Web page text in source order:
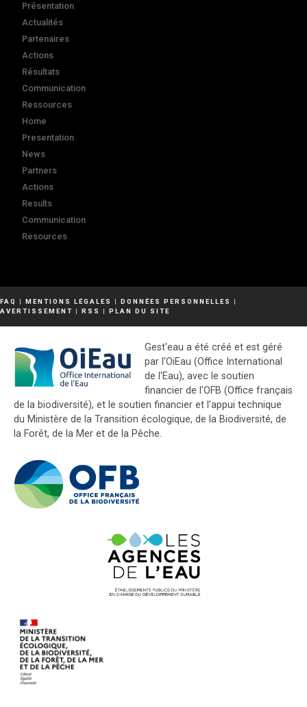
Présentation
Actualités
Partenaires
Actions
Résultats
Communication
Ressources
Home
Presentation
News
Partners
Actions
Results
Communication
Resources
FAQ | MENTIONS LÉGALES | DONNÉES PERSONNELLES
|
AVERTISSEMENT | RSS | PLAN DU SITE
Gest'eau a été créé et est géré
par l'OiEau (Office International
de l'Eau), avec le soutien
financier de l'OFB (Office français
de la biodiversité), et le soutien financier et l'appui technique
du Ministère de la Transition écologique, de la Biodiversité, de
la Forêt, de la Mer et de la Pêche.